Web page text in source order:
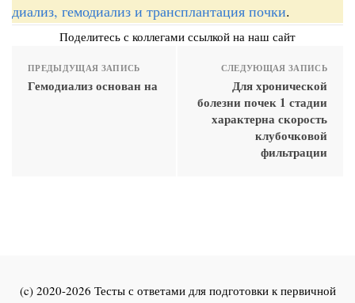
диализ, гемодиализ и трансплантация почки.
Поделитесь с коллегами ссылкой на наш сайт
ПРЕДЫДУЩАЯ ЗАПИСЬ
Гемодиализ основан на
СЛЕДУЮЩАЯ ЗАПИСЬ
Для хронической
болезни почек 1 стадии
характерна скорость
клубочковой
фильтрации
(c) 2020-2026 Тесты с ответами для подготовки к первичной